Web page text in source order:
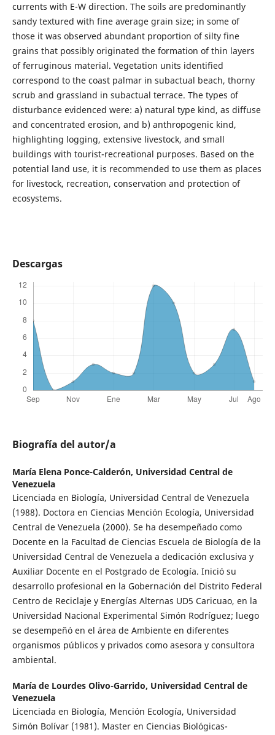
currents with E-W direction. The soils are predominantly
sandy textured with fine average grain size; in some of
those it was observed abundant proportion of silty fine
grains that possibly originated the formation of thin layers
of ferruginous material. Vegetation units identified
correspond to the coast palmar in subactual beach, thorny
scrub and grassland in subactual terrace. The types of
disturbance evidenced were: a) natural type kind, as diffuse
and concentrated erosion, and b) anthropogenic kind,
highlighting logging, extensive livestock, and small
buildings with tourist-recreational purposes. Based on the
potential land use, it is recommended to use them as places
for livestock, recreation, conservation and protection of
ecosystems.
Descargas
Biografía del autor/a
María Elena Ponce-Calderón, Universidad Central de
Venezuela
Licenciada en Biología, Universidad Central de Venezuela
(1988). Doctora en Ciencias Mención Ecología, Universidad
Central de Venezuela (2000). Se ha desempeñado como
Docente en la Facultad de Ciencias Escuela de Biología de la
Universidad Central de Venezuela a dedicación exclusiva y
Auxiliar Docente en el Postgrado de Ecología. Inició su
desarrollo profesional en la Gobernación del Distrito Federal
Centro de Reciclaje y Energías Alternas UD5 Caricuao, en la
Universidad Nacional Experimental Simón Rodríguez; luego
se desempeñó en el área de Ambiente en diferentes
organismos públicos y privados como asesora y consultora
ambiental.
María de Lourdes Olivo-Garrido, Universidad Central de
Venezuela
Licenciada en Biología, Mención Ecología, Universidad
Simón Bolívar (1981). Master en Ciencias Biológicas-